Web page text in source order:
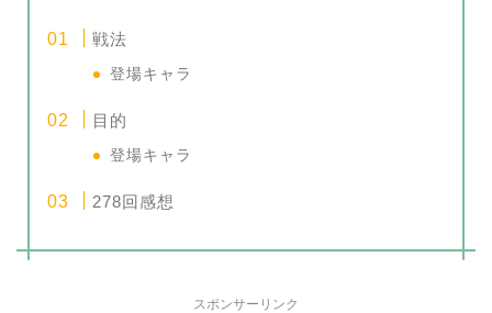
戦法
登場キャラ
目的
登場キャラ
278回感想
スポンサーリンク